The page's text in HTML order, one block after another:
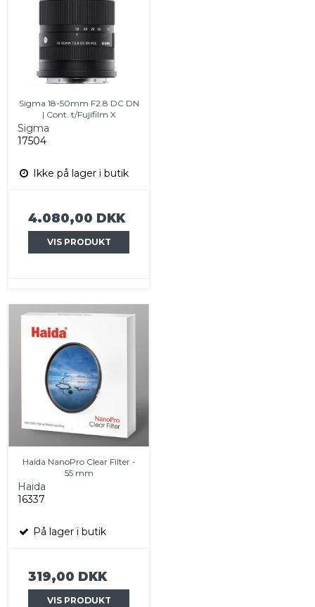
Sigma 18-50mm F2.8 DC DN
| Cont. t/Fujifilm X
Sigma
17504
Ikke på lager i butik
4.080,00 DKK
VIS PRODUKT
Haida NanoPro Clear Filter -
55 mm
Haida
16337
På lager i butik
319,00 DKK
VIS PRODUKT